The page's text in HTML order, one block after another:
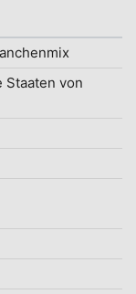
Staaten von